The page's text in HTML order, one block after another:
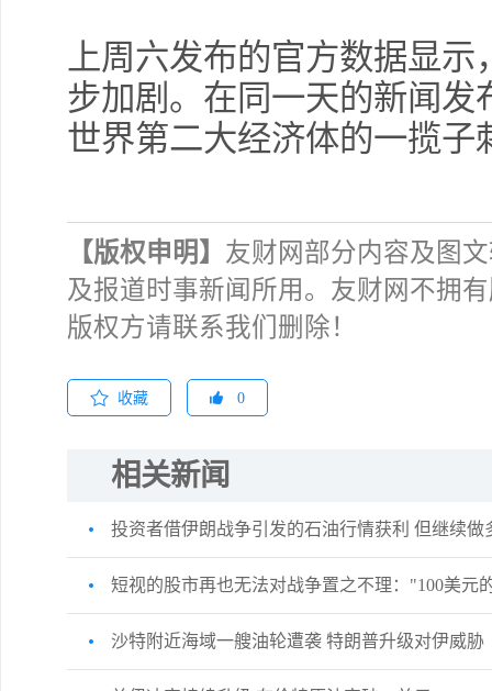
上周六发布的官方数据显
步加剧。在同一天的新闻
世界第二大经济体的一揽子
【版权申明】 友财网部分内容及图
及报道时事新闻所用。友财网不拥
版权方请联系我们删除！
收藏 0
相关新闻
投资者借伊朗战争引发的石油行情获利 但继续做
短视的股市再也无法对战争置之不理："100美元
沙特附近海域一艘油轮遭袭 特朗普升级对伊威胁
主